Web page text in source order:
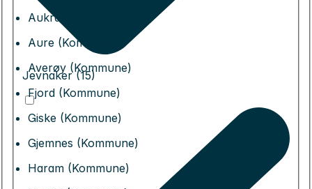
Aukra (Kommune)
Aure (Kommune)
Averøy (Kommune)
Fjord (Kommune)
Giske (Kommune)
Gjemnes (Kommune)
Haram (Kommune)
Jevnaker (15)